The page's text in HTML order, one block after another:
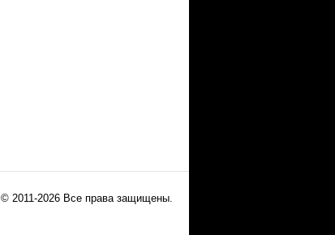
© 2011-2026 Все права защищены.